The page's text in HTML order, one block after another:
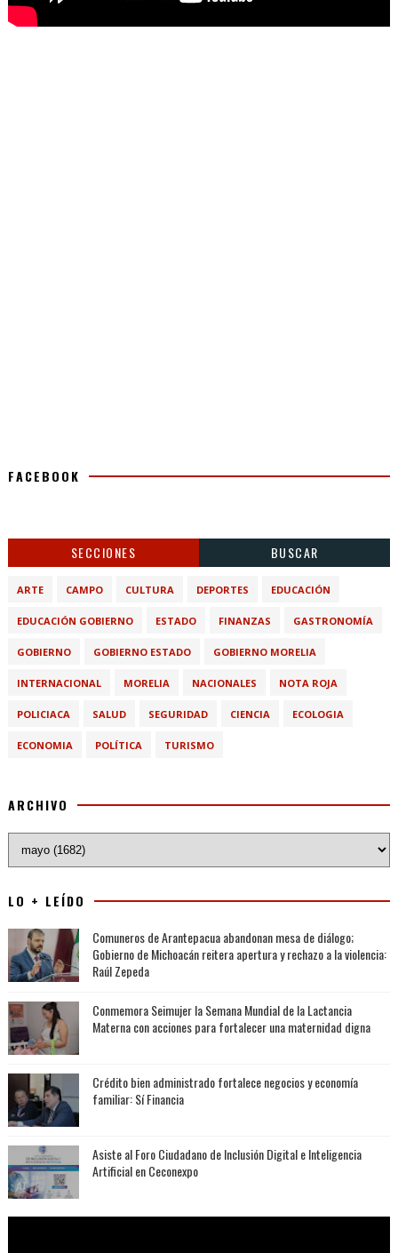
FACEBOOK
SECCIONES BUSCAR
ARTE CAMPO CULTURA DEPORTES EDUCACIÓN
EDUCACIÓN GOBIERNO ESTADO FINANZAS GASTRONOMÍA
GOBIERNO GOBIERNO ESTADO GOBIERNO MORELIA
INTERNACIONAL MORELIA NACIONALES NOTA ROJA
POLICIACA SALUD SEGURIDAD CIENCIA ECOLOGIA
ECONOMIA POLÍTICA TURISMO
ARCHIVO
LO + LEÍDO
Comuneros de Arantepacua abandonan mesa de diálogo;
Gobierno de Michoacán reitera apertura y rechazo a la violencia:
Raúl Zepeda
Conmemora Seimujer la Semana Mundial de la Lactancia
Materna con acciones para fortalecer una maternidad digna
Crédito bien administrado fortalece negocios y economía
familiar: Sí Financia
Asiste al Foro Ciudadano de Inclusión Digital e Inteligencia
Artificial en Ceconexpo